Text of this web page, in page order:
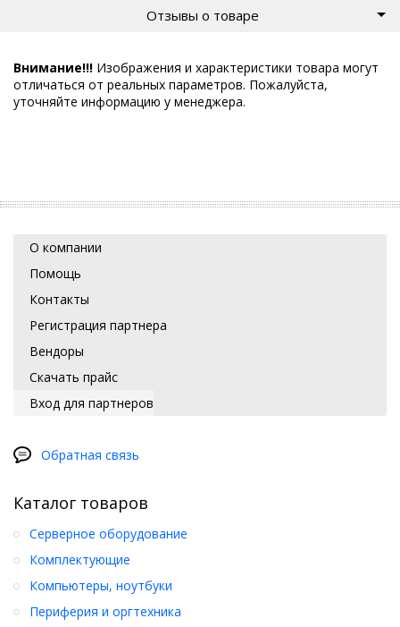
Отзывы о товаре
Внимание!!! Изображения и характеристики товара могут
отличаться от реальных параметров. Пожалуйста,
уточняйте информацию у менеджера.
О компании
Помощь
Контакты
Регистрация партнера
Вендоры
Скачать прайс
Вход для партнеров
Обратная связь
Каталог товаров
Серверное оборудование
Комплектующие
Компьютеры, ноутбуки
Периферия и оргтехника